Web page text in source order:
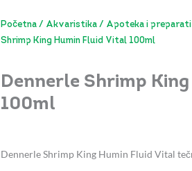
Početna / Akvaristika / Apoteka i preparati
Shrimp King Humin Fluid Vital 100ml
Dennerle Shrimp
100ml
Dennerle Shrimp King Humin Fluid Vital